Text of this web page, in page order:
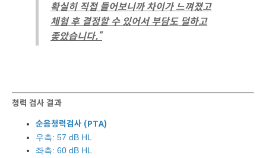
확실히 직접 들어보니까 차이가 느껴졌고
체험 후 결정할 수 있어서 부담도 덜하고
좋았습니다.”
청력 검사 결과
순음청력검사 (PTA)
우측: 57 dB HL
좌측: 60 dB HL